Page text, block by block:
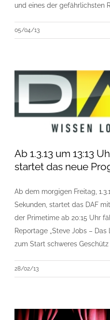
und eines der gefährlichsten
05/04/13
Ab 1.3.13 um 13:13
startet das neue
Ab dem morgigen Freitag,
Sekunden, startet das DAF
der Primetime ab 20:15 Uhr
Reportage „Steve Jobs – Das
zum Start schweres Geschütz
28/02/13